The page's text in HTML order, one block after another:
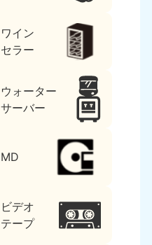
ワイン
セラー
ウォーター
サーバー
MD
ビデオ
テープ